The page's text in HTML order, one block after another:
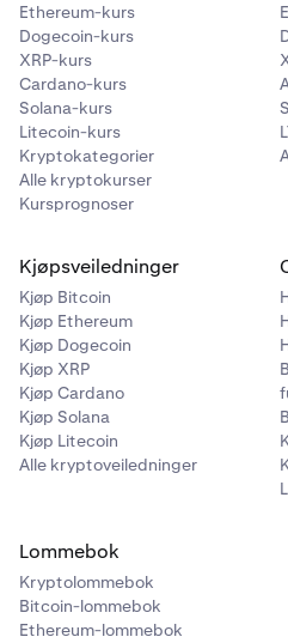
Ethereum-kurs
Dogecoin-kurs
XRP-kurs
Cardano-kurs
Solana-kurs
Litecoin-kurs
Kryptokategorier
Alle kryptokurser
Kursprognoser
Kjøpsveiledninger
Kjøp Bitcoin
Kjøp Ethereum
Kjøp Dogecoin
Kjøp XRP
Kjøp Cardano
Kjøp Solana
Kjøp Litecoin
Alle kryptoveiledninger
Lommebok
Kryptolommebok
Bitcoin-lommebok
Ethereum-lommebok